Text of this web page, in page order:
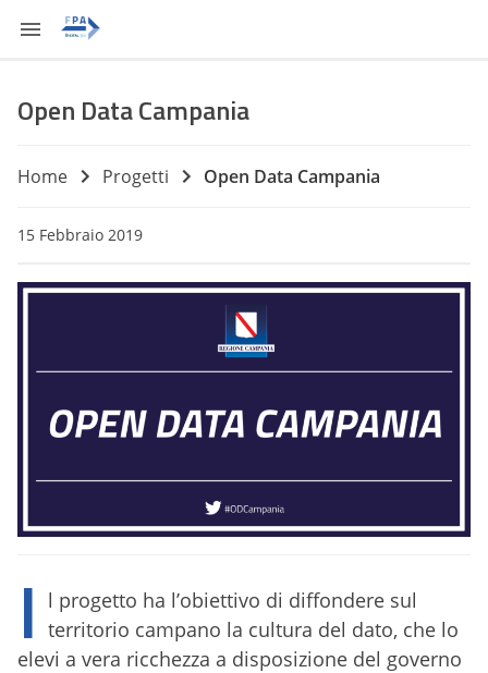
Open Data Campania
Home Progetti Open Data Campania
15 Febbraio 2019
I
l progetto ha l’obiettivo di diffondere sul
territorio campano la cultura del dato, che lo
elevi a vera ricchezza a disposizione del governo